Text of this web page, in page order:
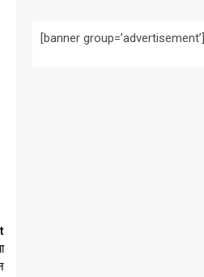
[banner group=’advertisement’]